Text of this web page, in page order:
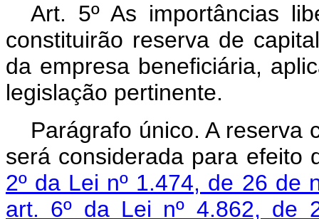
Art. 5º As importâncias
constituirão reserva de
da empresa beneficiária,
legislação pertinente.
Parágrafo único. A reserva
será considerada para efeito
2º da Lei nº 1.474, de 26 de
art. 6º da Lei nº 4.862, de